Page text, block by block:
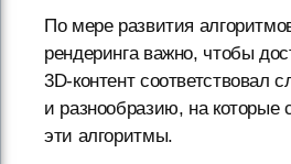
По мере развития
рендеринга важно, чтобы
3D-контент соответствовал
и разнообразию, на которые
эти алгоритмы.